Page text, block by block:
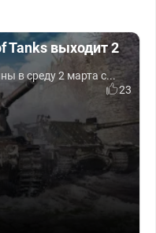
Tanks выходит 2
в среду 2 марта с...
23